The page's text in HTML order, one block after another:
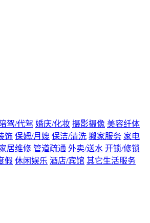
陪驾/代驾 婚庆/化妆 摄影摄像 美容纤体
饰 保姆/月嫂 保洁/清洗 搬家服务 家电
居维修 管道疏通 外卖/送水 开锁/修锁
假 休闲娱乐 酒店/宾馆 其它生活服务